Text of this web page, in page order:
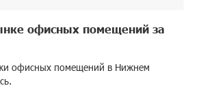
офисных помещений за
офисных помещений в Нижнем